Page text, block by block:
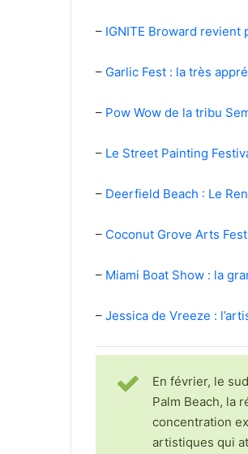
– IGNITE Broward revient
– Garlic Fest : la très
– Pow Wow de la tribu
– Le Street Painting
– Deerfield Beach : Le
– Coconut Grove Arts
– Miami Boat Show : la
– Jessica de Vreeze :
En février, le
Palm Beach, la
concentration
artistiques qui